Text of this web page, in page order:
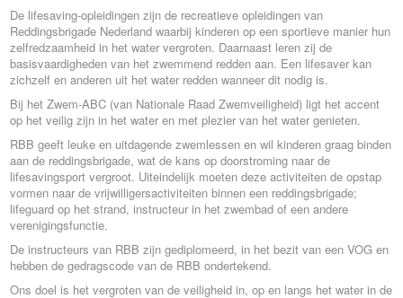
De lifesaving-opleidingen zijn de recreatieve opleidingen van
Reddingsbrigade Nederland waarbij kinderen op een sportieve manier hun
zelfredzaamheid in het water vergroten. Daarnaast leren zij de
basisvaardigheden van het zwemmend redden aan. Een lifesaver kan
zichzelf en anderen uit het water redden wanneer dit nodig is.
Bij het Zwem-ABC (van Nationale Raad Zwemveiligheid) ligt het accent
op het veilig zijn in het water en met plezier van het water genieten.
RBB geeft leuke en uitdagende zwemlessen en wil kinderen graag binden
aan de reddingsbrigade, wat de kans op doorstroming naar de
lifesavingsport vergroot. Uiteindelijk moeten deze activiteiten de opstap
vormen naar de vrijwilligersactiviteiten binnen een reddingsbrigade;
lifeguard op het strand, instructeur in het zwembad of een andere
verenigingsfunctie.
De instructeurs van RBB zijn gediplomeerd, in het bezit van een VOG en
hebben de gedragscode van de RBB ondertekend.
Ons doel is het vergroten van de veiligheid in, op en langs het water in de